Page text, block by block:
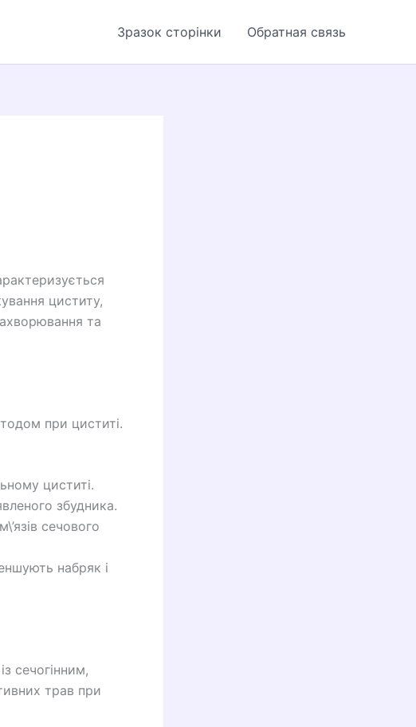
Зразок сторінки Обратная связь
циститу,
та
при циститі.
циститі.
збудника.
сечового
набряк і
сечогінним,
трав при